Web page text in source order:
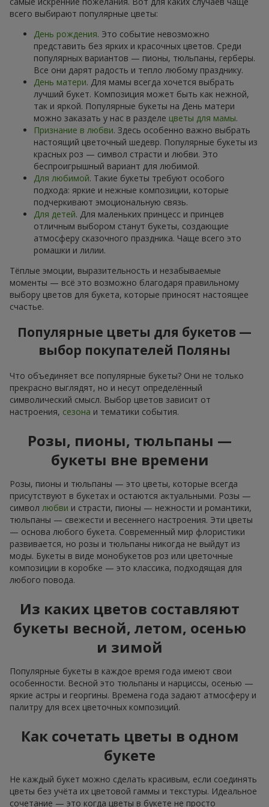
всего выбирают популярные цветы:
День рождения. Это событие невозможно
представить без ярких и красочных цветов. Среди
популярных вариантов — пионы, тюльпаны, герберы.
Все они дарят радость и тепло любому празднику.
День матери. Для мамы всегда хочется выбрать
лучший букет. Композиция может быть как нежной,
так и яркой. Популярные букеты на День матери
можно заказать у нас в разделе цветы для мамы.
Признание в любви. Здесь особенно важно выбрать
настоящий цветочный шедевр. Популярные букеты из
красных роз — символ страсти и любви. Это
беспроигрышный вариант для любимой.
Для любимой. Такие букеты требуют особого
подхода: яркие и нежные композиции, которые
подчеркивают эмоциональную связь.
Для детей. Для маленьких принцесс и принцев
отличным выбором станут букеты, создающие
атмосферу сказочного праздника. Чаще всего это
ромашки и лилии.
Тёплые эмоции, выразительность и незабываемые
моменты — всё это возможно благодаря правильному
выбору цветов для букета, которые приносят настоящее
счастье.
Популярные цветы для букетов —
выбор покупателей Поляны
Что объединяет все популярные букеты? Они не только
прекрасно выглядят, но и несут определённый
символический смысл. Выбор цветов зависит от
настроения, сезона и тематики события.
Розы, пионы, тюльпаны —
букеты вне времени
Розы, пионы и тюльпаны — это цветы, которые всегда
присутствуют в букетах и остаются актуальными. Розы —
символ любви и страсти, пионы — нежности и романтики,
тюльпаны — свежести и весеннего настроения. Эти цветы
— основа любого букета. Современный мир флористики
развивается, но розы и тюльпаны никогда не выйдут из
моды. Букеты в виде монобукетов роз или цветочные
композиции в коробке — это классика, подходящая для
любого повода.
Из каких цветов составляют
букеты весной, летом, осенью
и зимой
Популярные букеты в каждое время года имеют свои
особенности. Весной это тюльпаны и нарциссы, осенью —
яркие астры и георгины. Времена года задают атмосферу и
палитру для всех цветочных композиций.
Как сочетать цветы в одном
букете
Не каждый букет можно сделать красивым, если соединять
цветы без учёта их цветовой гаммы и текстуры. Идеальное
сочетание — это когда цветы в букете не просто